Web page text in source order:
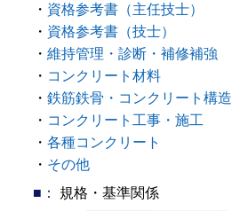
・ 資格参考書（主任技士）
・ 資格参考書（技士）
・維持管理・診断・補修補強
・ コンクリート材料
・鉄筋鉄骨・コンクリート構造
・ コンクリート工事・施工
・各種コンクリート
・ その他
■：
規格・基準関係